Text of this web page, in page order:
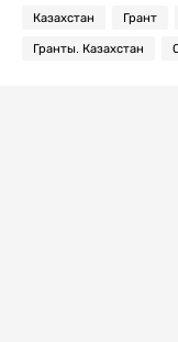
Казахстан Грант
Гранты. Казахстан